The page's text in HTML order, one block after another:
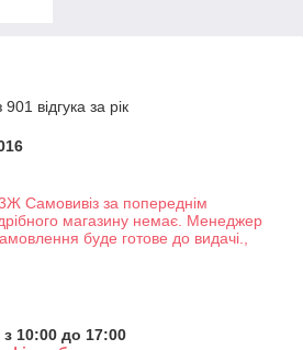
відгука за рік
Самовивіз за попереднім
магазину немає. Менеджер
буде готове до видачі.,
10:00 до 17:00